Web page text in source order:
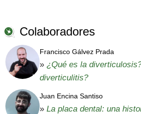
Colaboradores
Francisco Gálvez Prada
» ¿Qué es la
diverticulitis?
Juan Encina Santiso
» La placa dental: una